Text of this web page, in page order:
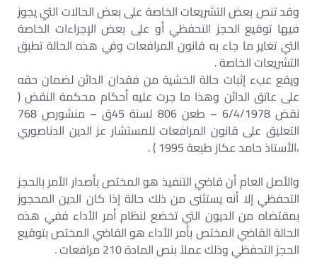
وقد تنص بعض التشريعات الخاصة على بعض الحالات التي يجوز
فيها توقيع الحجز التحفظي أو على بعض الإجراءات الخاصة
التي تغاير ما جاء به قانون المرافعات وفي هذه الحالة تطبق
التشريعات الخاصة .
ويقع عبء إثبات حالة الخشية من فقدان الدائن لضمان حقه
على عاتق الدائن وهذا ما جرت عليه أحكام محكمة النقض (
نقض 6/4/1978 – طعن 806 لسنة 45ق – منشورص 768
التعليق على قانون المرافعات للمستشار عز الدين الدناصوري
،الأستاذ حامد عكاز طبعة 1995 ) .
والأصل العام أن قاضي التنفيذ هو المختص بأصدار الأمر بالحجز
التحفظي إلا أنه يستثنى من ذلك حالة إذا كان الدين المحجوز
بمقتضاه من الديون التي تخضع لنظام أمر الأداء ففي هذه
الحالة القاضي المختص بأمر الأداء هو القاضي المختص بتوقيع
الحجز التحفظي وذلك عملآ بنص المادة 210 مرافعات .